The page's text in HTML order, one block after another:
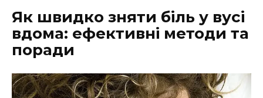
Як швидко зняти біль у вусі
вдома: ефективні методи та
поради